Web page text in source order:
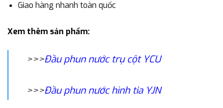
Giao hàng nhanh toàn quốc
Xem thêm sản phẩm:
>>>Đầu phun nước trụ cột YCU
>>>Đầu phun nước hình tia YJN